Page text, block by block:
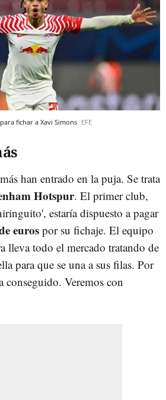
fichar a Xavi Simons EFE
han entrado en la puja. Se trata
Hotspur. El primer club,
estaría dispuesto a pagar
euros por su fichaje. El equipo
lleva todo el mercado tratando de
para que se una a sus filas. Por
Veremos con